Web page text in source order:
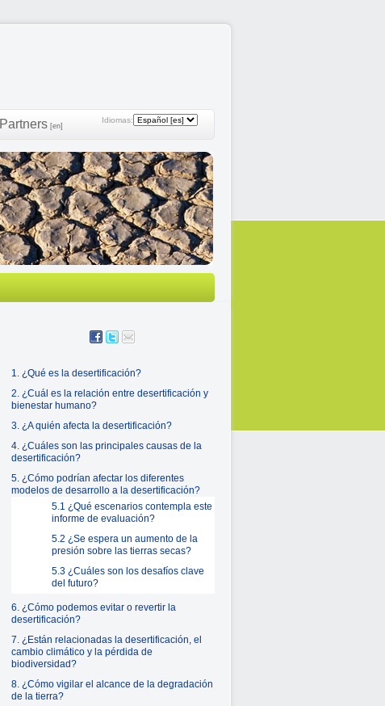
Idiomas:
Partners [en]
1. ¿Qué es la desertificación?
2. ¿Cuál es la relación entre desertificación y
bienestar humano?
3. ¿A quién afecta la desertificación?
4. ¿Cuáles son las principales causas de la
desertificación?
5. ¿Cómo podrían afectar los diferentes
modelos de desarrollo a la desertificación?
5.1 ¿Qué escenarios contempla este
informe de evaluación?
5.2 ¿Se espera un aumento de la
presión sobre las tierras secas?
5.3 ¿Cuáles son los desafíos clave
del futuro?
6. ¿Cómo podemos evitar o revertir la
desertificación?
7. ¿Están relacionadas la desertificación, el
cambio climático y la pérdida de
biodiversidad?
8. ¿Cómo vigilar el alcance de la degradación
de la tierra?